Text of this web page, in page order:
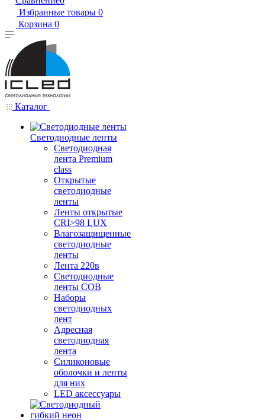
Избранные товары 0
Корзина 0
Каталог
Светодиодные ленты
Светодиодная
лента Premium
class
Открытые
светодиодные
ленты
Ленты открытые
CRI>98 LUX
Влагозащищенные
светодиодные
ленты
Лента 220в
Светодиодные
ленты COB
Наборы
светодиодных
лент
Адресная
светодиодная
лента
Силиконовые
оболочки и ленты
для них
LED аксессуары